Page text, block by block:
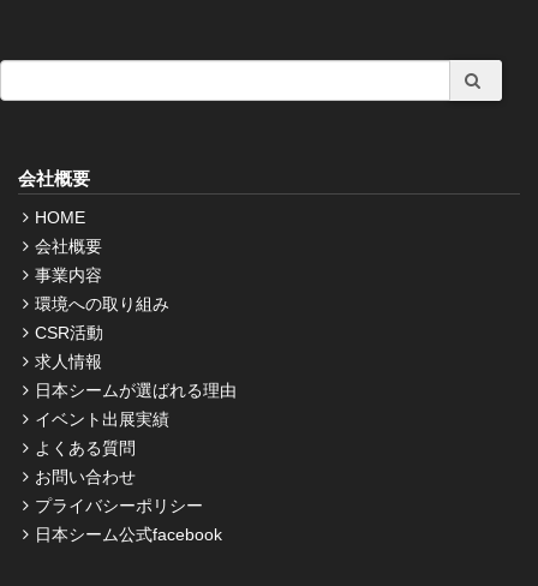
会社概要
HOME
会社概要
事業内容
環境への取り組み
CSR活動
求人情報
日本シームが選ばれる理由
イベント出展実績
よくある質問
お問い合わせ
プライバシーポリシー
日本シーム公式facebook